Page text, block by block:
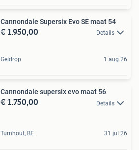
Cannondale Supersix Evo SE maat 54
€ 1.950,00 Details
Geldrop 1 aug 26
Cannondale supersix evo maat 56
€ 1.750,00 Details
Turnhout, BE 31 jul 26